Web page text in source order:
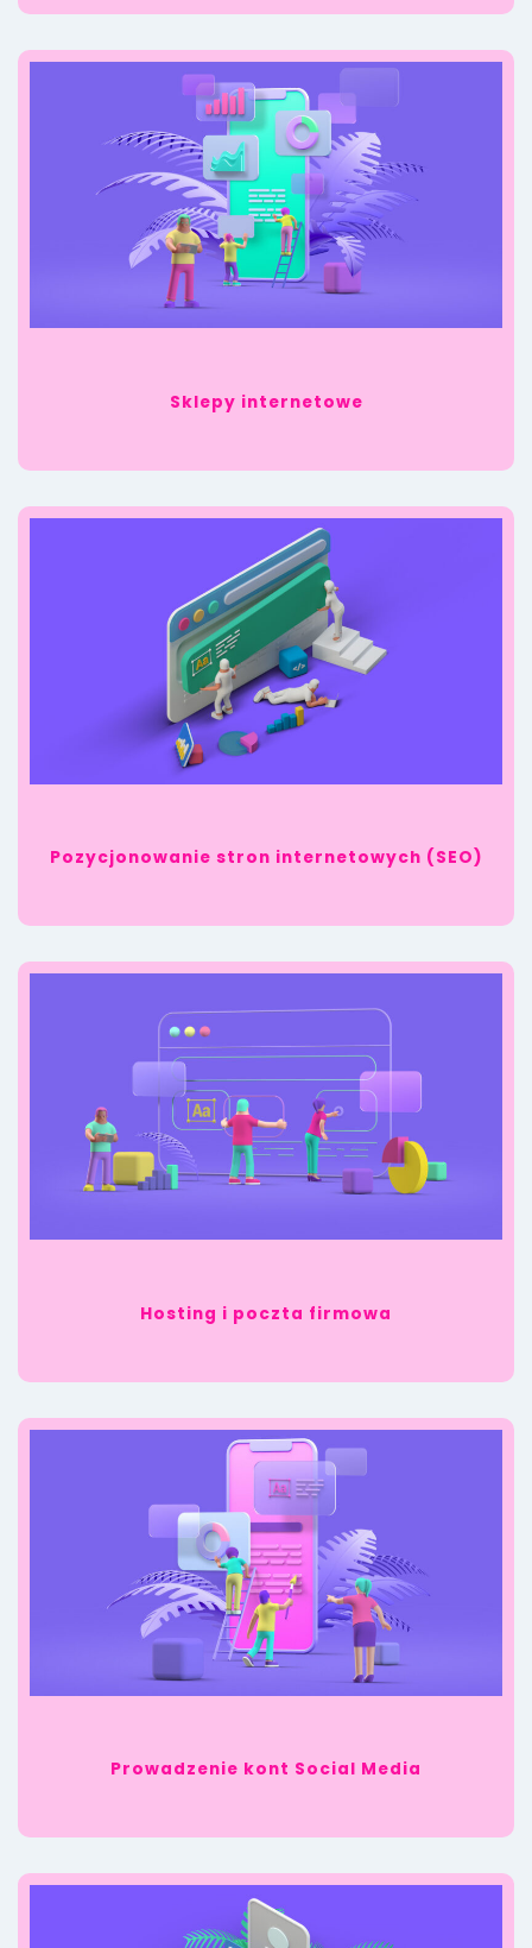
Sklepy internetowe
Pozycjonowanie stron internetowych (SEO)
Hosting i poczta firmowa
Prowadzenie kont Social Media